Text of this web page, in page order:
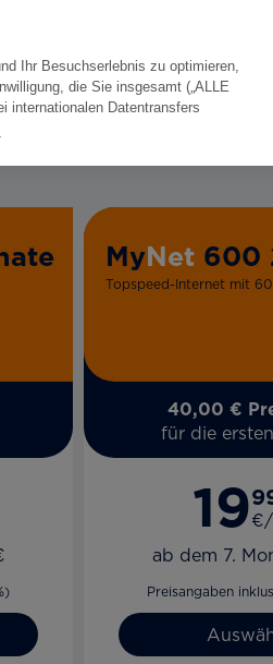
MyNet 600
Topspeed-Internet mit
40,00 €
für die
19€/
ab dem 7.
Preisangaben
Ihr Besuchserlebnis zu optimieren,
die Sie insgesamt („ALLE
internationalen Datentransfers